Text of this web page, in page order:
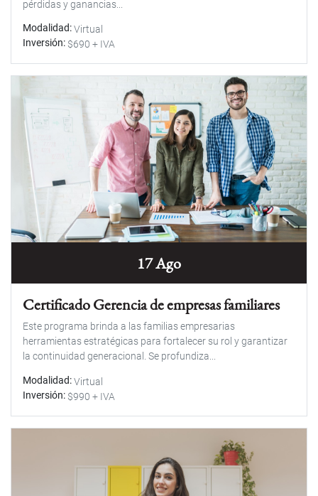
pérdidas y ganancias...
Modalidad Virtual
Inversión $690 + IVA
17 Ago
Certificado Gerencia de empresas familiares
Este programa brinda a las familias empresarias
herramientas estratégicas para fortalecer su rol y garantizar
la continuidad generacional. Se profundiza...
Modalidad Virtual
Inversión $990 + IVA